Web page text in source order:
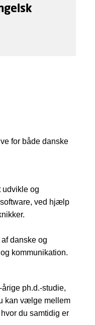
for både danske
udvikle og
ved hjælp
danske og
kommunikation.
ph.d.-studie,
kan vælge mellem
du samtidig er